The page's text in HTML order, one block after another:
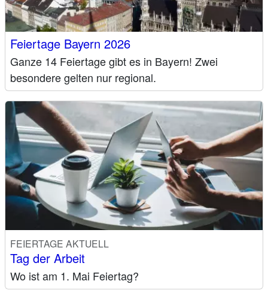
Feiertage Bayern 2026
Ganze 14 Feiertage gibt es in Bayern! Zwei
besondere gelten nur regional.
FEIERTAGE AKTUELL
Tag der Arbeit
Wo ist am 1. Mai Feiertag?